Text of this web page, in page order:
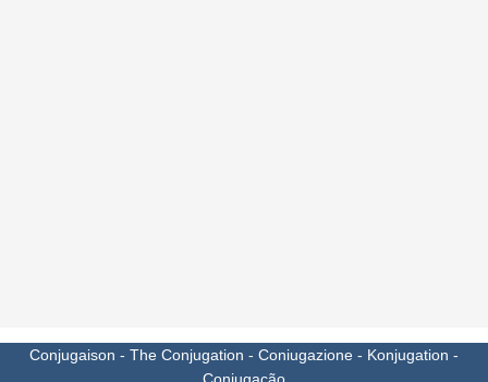
Conjugaison - The Conjugation - Coniugazione - Konjugation -